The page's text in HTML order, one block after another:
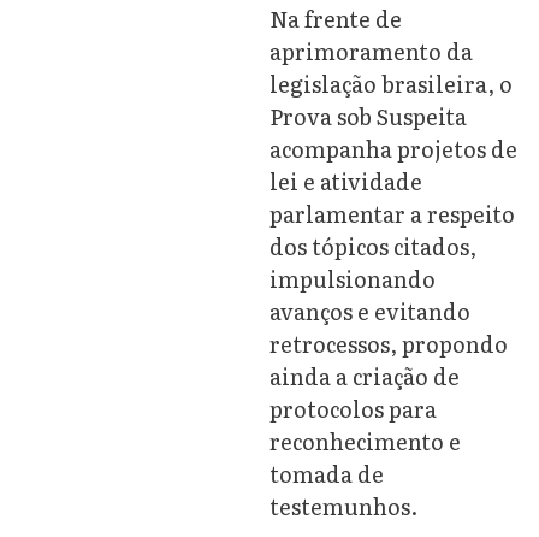
Na frente de
aprimoramento da
legislação brasileira, o
Prova sob Suspeita
acompanha projetos de
lei e atividade
parlamentar a respeito
dos tópicos citados,
impulsionando
avanços e evitando
retrocessos, propondo
ainda a criação de
protocolos para
reconhecimento e
tomada de
testemunhos.